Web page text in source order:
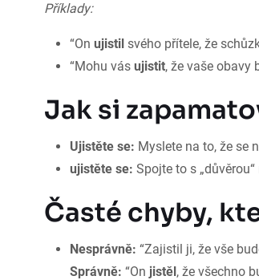
Příklady:
“On ujistil svého přítele, že
“Mohu vás ujistit, že vaše obavy
Jak si
Ujistěte se: Myslete na to, že se
ujistěte se: Spojte to s
Časté chyby,
Nesprávně: “Zajistil ji, že vše
Správně: “On jistěl, že všechno